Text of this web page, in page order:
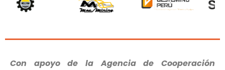
Con apoyo de la Agencia de Cooperación